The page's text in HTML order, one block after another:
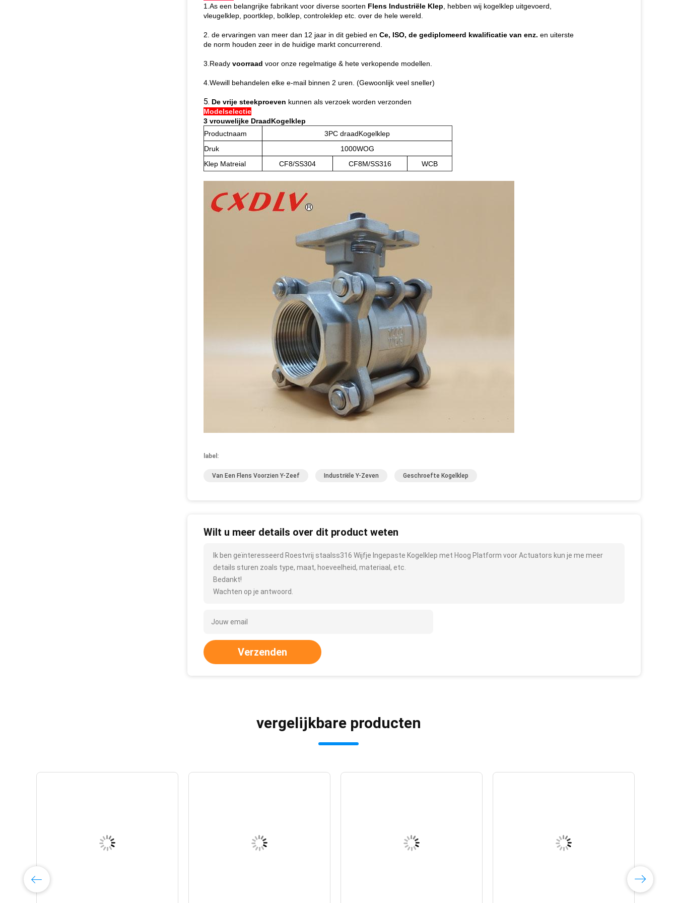
1.As een belangrijke fabrikant voor diverse soorten Flens Industriële Klep , hebben wij kogelklep uitgevoerd,
vleugelklep, poortklep, bolklep, controleklep etc. over de hele wereld.
2. de ervaringen van meer dan 12 jaar in dit gebied en Ce, ISO, de gediplomeerd kwalificatie van enz. en uiterste
de norm houden zeer in de huidige markt concurrerend.
3.Ready voorraad voor onze regelmatige & hete verkopende modellen.
4.Wewill behandelen elke e-mail binnen 2 uren. (Gewoonlijk veel sneller)
5. De vrije steekproeven kunnen als verzoek worden verzonden
Modelselectie
3 vrouwelijke DraadKogelklep
Productnaam
3PC draadKogelklep
Druk
1000WOG
Klep Matreial
CF8/SS304 CF8M/SS316 WCB
label:
Van Een Flens Voorzien Y-Zeef Industriële Y-Zeven Geschroefte Kogelklep
Wilt u meer details over dit product weten
Ik ben geïnteresseerd Roestvrij staalss316 Wijfje Ingepaste Kogelklep met Hoog Platform voor Actuators kun je me meer
details sturen zoals type, maat, hoeveelheid, materiaal, etc.
Bedankt!
Wachten op je antwoord.
Verzenden
vergelijkbare producten